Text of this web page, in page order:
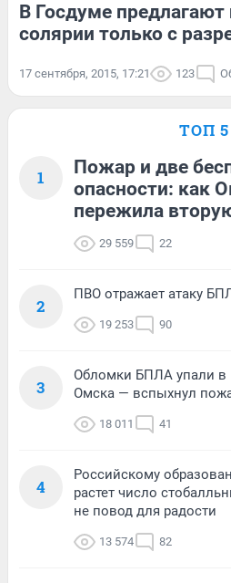
В Госдуме
солярии только с
17 сентября, 2015, 17:21 123
ТОП 5
1
Пожар и две
опасности: как
пережила
29 559 22
2
ПВО отражает атаку
19 253 90
3
Обломки БПЛА упали в
Омска — вспыхнул
18 011 41
4
Российскому
растет число
не повод для радости
13 574 82